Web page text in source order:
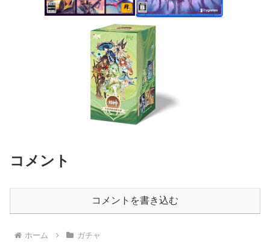
コメント
コメントを書き込む
ホーム ガチャ